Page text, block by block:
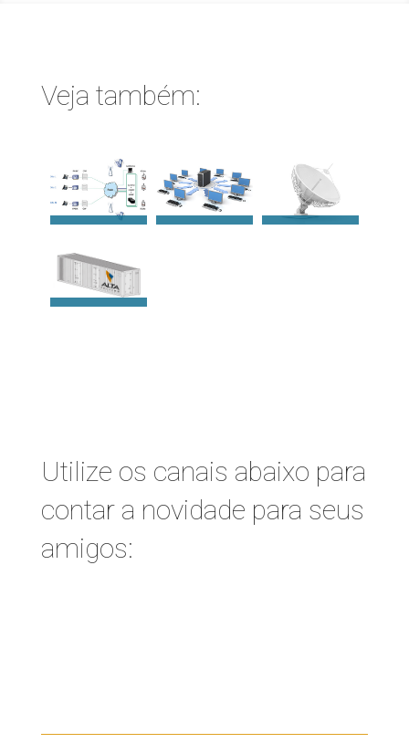
Veja também:
Utilize os canais abaixo para
contar a novidade para seus
amigos: